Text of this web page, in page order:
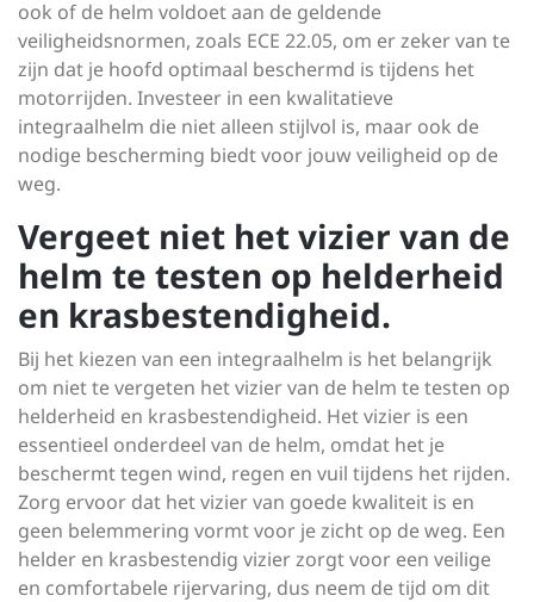
ook of de helm voldoet aan de geldende
veiligheidsnormen, zoals ECE 22.05, om er zeker van te
zijn dat je hoofd optimaal beschermd is tijdens het
motorrijden. Investeer in een kwalitatieve
integraalhelm die niet alleen stijlvol is, maar ook de
nodige bescherming biedt voor jouw veiligheid op de
weg.
Vergeet niet het vizier van de
helm te testen op helderheid
en krasbestendigheid.
Bij het kiezen van een integraalhelm is het belangrijk
om niet te vergeten het vizier van de helm te testen op
helderheid en krasbestendigheid. Het vizier is een
essentieel onderdeel van de helm, omdat het je
beschermt tegen wind, regen en vuil tijdens het rijden.
Zorg ervoor dat het vizier van goede kwaliteit is en
geen belemmering vormt voor je zicht op de weg. Een
helder en krasbestendig vizier zorgt voor een veilige
en comfortabele rijervaring, dus neem de tijd om dit